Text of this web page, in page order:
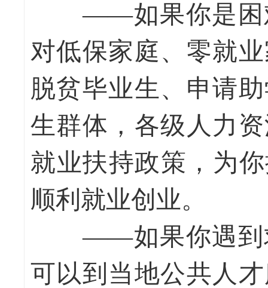
——如果你是困难
对低保家庭、零就
脱贫毕业生、申请
生群体，各级人力
就业扶持政策，为
顺利就业创业。
——如果你遇到求
可以到当地公共人